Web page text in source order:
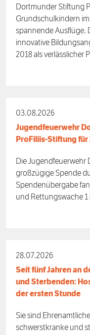
Dortmunder Stiftung
Grundschulkindern
spannende Ausflüge.
innovative
2018 als verlässlicher
03.08.2026
Jugendfeuerwehr
ProFiliis-Stiftung für
Die Jugendfeuerwehr
großzügige Spende
Spendenübergabe
und Rettungswache
28.07.2026
Seit fünf Jahren an
und Sterbenden:
der ersten Stunde
Sie sind
schwerstkranke und